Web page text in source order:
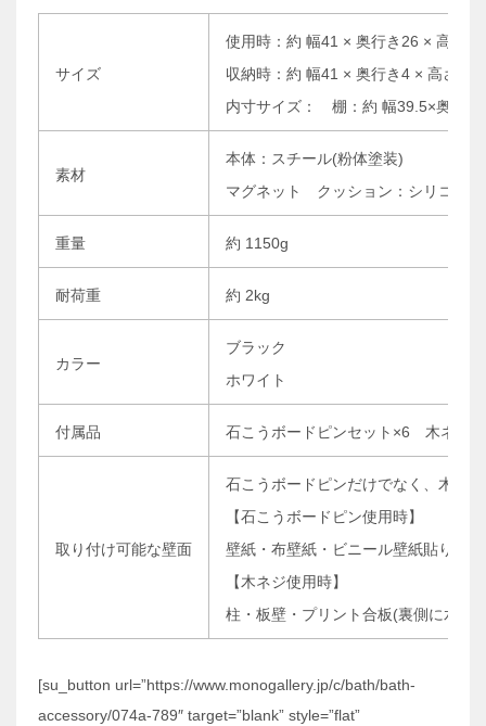
サイズ
使用時：約 幅41 × 奥行き26 × 高さ
収納時：約 幅41 × 奥行き4 × 高さ
内寸サイズ： 棚：約 幅39.5×奥行
素材
本体：スチール(粉体塗装)
マグネット クッション：シリコーン
重量 約 1150g
耐荷重 約 2kg
カラー
ブラック
ホワイト
付属品 石こうボードピンセット×6 木ネジ
取り付け可能な壁面
石こうボードピンだけでなく、木ネ
【石こうボードピン使用時】
壁紙・布壁紙・ビニール壁紙貼りな
【木ネジ使用時】
柱・板壁・プリント合板(裏側に水平
[su_button url=”https://www.monogallery.jp/c/bath/bath-
accessory/074a-789″ target=”blank” style=”flat”